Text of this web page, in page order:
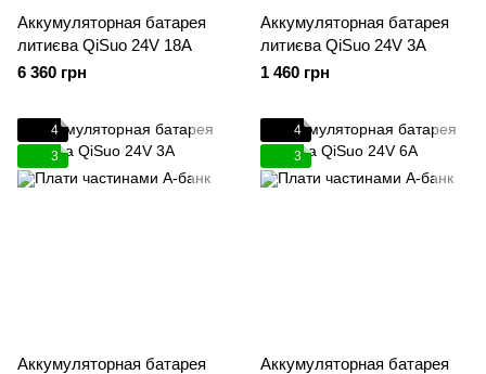
Аккумуляторная батарея
литиєва QiSuo 24V 18A
6 360 грн
Аккумуляторная батарея
литиєва QiSuo 24V 3A
1 460 грн
4
3
Аккумуляторная батарея
4
3
Аккумуляторная батарея